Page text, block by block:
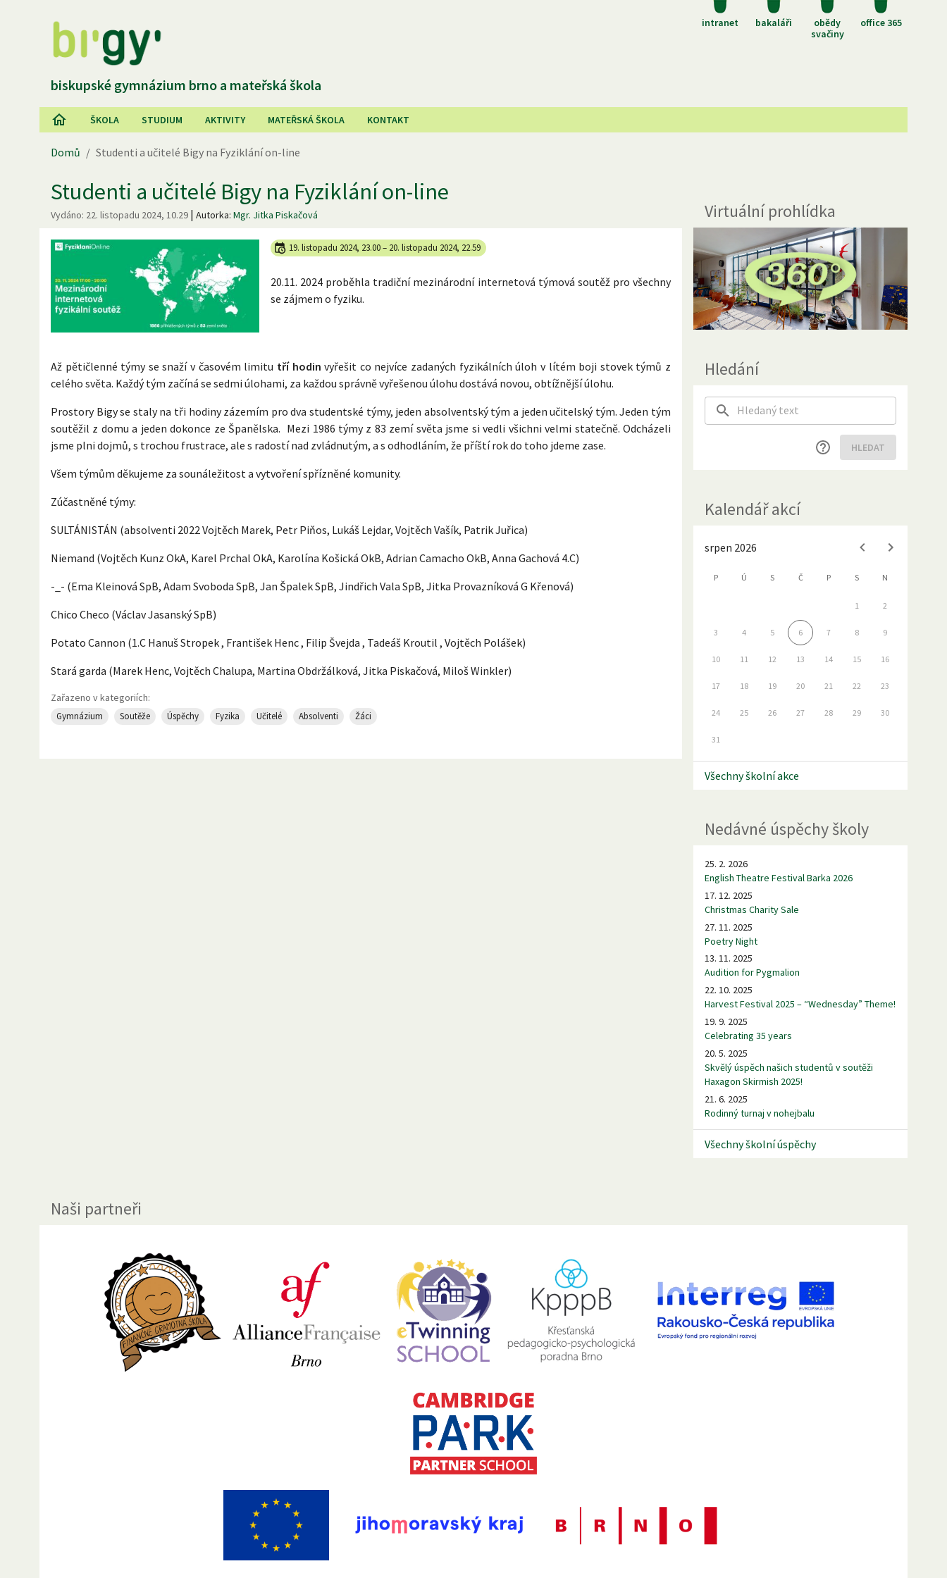
intranet bakaláři
obědy
svačiny
office 365
biskupské gymnázium brno a mateřská škola
ŠKOLA STUDIUM AKTIVITY MATEŘSKÁ ŠKOLA KONTAKT
Domů / Studenti a učitelé Bigy na Fyziklání on-line
Studenti a učitelé Bigy na Fyziklání on-line
Vydáno: 22. listopadu 2024, 10.29 | Autorka: Mgr. Jitka Piskačová
19. listopadu 2024, 23.00– 20. listopadu 2024, 22.59
20.11. 2024 proběhla tradiční mezinárodní internetová týmová soutěž pro všechny
se zájmem o fyziku.
Až pětičlenné týmy se snaží v časovém limitu tří hodin vyřešit co nejvíce zadaných fyzikálních úloh v lítém boji stovek týmů z
celého světa. Každý tým začíná se sedmi úlohami, za každou správně vyřešenou úlohu dostává novou, obtížnější úlohu.
Prostory Bigy se staly na tři hodiny zázemím pro dva studentské týmy, jeden absolventský tým a jeden učitelský tým. Jeden tým
soutěžil z domu a jeden dokonce ze Španělska. Mezi 1986 týmy z 83 zemí světa jsme si vedli všichni velmi statečně. Odcházeli
jsme plni dojmů, s trochou frustrace, ale s radostí nad zvládnutým, a s odhodláním, že příští rok do toho jdeme zase.
Všem týmům děkujeme za sounáležitost a vytvoření spřízněné komunity.
Zúčastněné týmy:
SULTÁNISTÁN (absolventi 2022 Vojtěch Marek, Petr Piňos, Lukáš Lejdar, Vojtěch Vašík, Patrik Juřica)
Niemand (Vojtěch Kunz OkA, Karel Prchal OkA, Karolína Košická OkB, Adrian Camacho OkB, Anna Gachová 4.C)
-_- (Ema Kleinová SpB, Adam Svoboda SpB, Jan Špalek SpB, Jindřich Vala SpB, Jitka Provazníková G Křenová)
Chico Checo (Václav Jasanský SpB)
Potato Cannon (1.C Hanuš Stropek , František Henc , Filip Švejda , Tadeáš Kroutil , Vojtěch Polášek)
Stará garda (Marek Henc, Vojtěch Chalupa, Martina Obdržálková, Jitka Piskačová, Miloš Winkler)
Zařazeno v kategoriích:
Gymnázium Soutěže Úspěchy Fyzika Učitelé Absolventi Žáci
Virtuální prohlídka
Hledání
HLEDAT
Kalendář akcí
srpen 2026
P Ú S Č P S N
1 2
3 4 5 6 7 8 9
10 11 12 13 14 15 16
17 18 19 20 21 22 23
24 25 26 27 28 29 30
31
Všechny školní akce
Nedávné úspěchy školy
25. 2. 2026
English Theatre Festival Barka 2026
17. 12. 2025
Christmas Charity Sale
27. 11. 2025
Poetry Night
13. 11. 2025
Audition for Pygmalion
22. 10. 2025
Harvest Festival 2025 – “Wednesday” Theme!
19. 9. 2025
Celebrating 35 years
20. 5. 2025
Skvělý úspěch našich studentů v soutěži
Haxagon Skirmish 2025!
21. 6. 2025
Rodinný turnaj v nohejbalu
Všechny školní úspěchy
Naši partneři